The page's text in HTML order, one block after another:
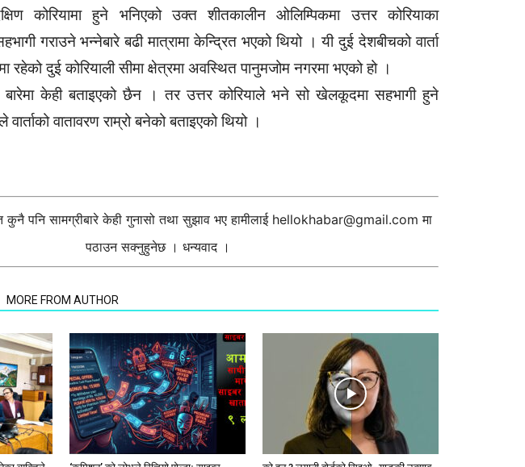
कोरियामा हुने भनिएको उक्त शीतकालीन ओलिम्पिकमा उत्तर कोरियाका
गराउने भन्नेबारे बढी मात्रामा केन्द्रित भएको थियो । यी दुई देशबीचको वार्ता
रहेको दुई कोरियाली सीमा क्षेत्रमा अवस्थित पानुमजोम नगरमा भएको हो ।
बारेमा केही बताइएको छैन । तर उत्तर कोरियाले भने सो खेलकूदमा सहभागी हुने
वातावरण राम्रो बनेको बताइएको थियो ।
कुनै पनि सामग्रीबारे केही गुनासो तथा सुझाव भए हामीलाई hellokhabar@gmail.com मा
पठाउन सक्नुहुनेछ । धन्यवाद ।
MORE FROM AUTHOR